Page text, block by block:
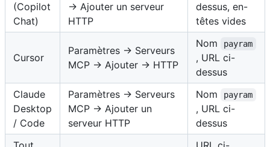
(Copilot
Chat)
→ Ajouter un serveur
HTTP
dessus, en-
têtes vides
Cursor
Paramètres → Serveurs
MCP → Ajouter → HTTP
Nom payram
, URL ci-
dessus
Claude
Desktop
/ Code
Paramètres → Serveurs
MCP → Ajouter un
serveur HTTP
Nom payram
, URL ci-
dessus